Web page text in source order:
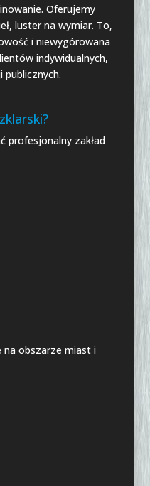
Oferujemy
luster na wymiar. To,
i niewygórowana
indywidualnych,
profesjonalny zakład
na obszarze miast i